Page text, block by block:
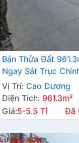
Bán Thửa Đất
Ngay Sát Trục
Vị Trí: Cao Dương
Diện Tích: 961.3m²
Giá:5-5.5 Tỉ Đã
LƯƠNG SƠN